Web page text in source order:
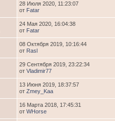
28 Июля 2020, 11:23:07
от Fatar
24 Мая 2020, 16:04:38
от Fatar
08 Октября 2019, 10:16:44
от Rasl
29 Сентября 2019, 23:22:34
от Vladimir77
13 Июня 2019, 18:37:57
от Zmey_Kaa
16 Марта 2018, 17:45:31
от WHorse